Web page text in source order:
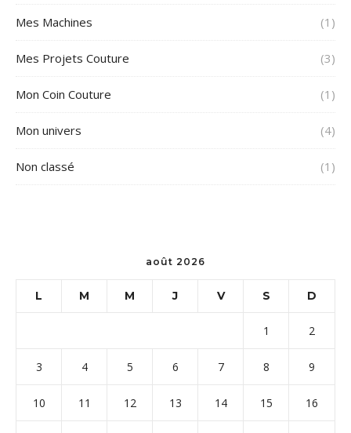
Mes Machines (1)
Mes Projets Couture (3)
Mon Coin Couture (1)
Mon univers (4)
Non classé (1)
août 2026
L M M J V S D
1 2
3 4 5 6 7 8 9
10 11 12 13 14 15 16